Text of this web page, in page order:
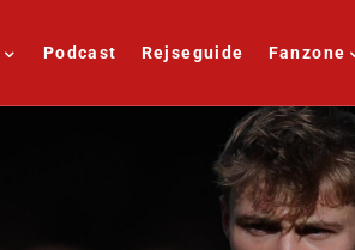
Podcast Rejseguide Fanzone